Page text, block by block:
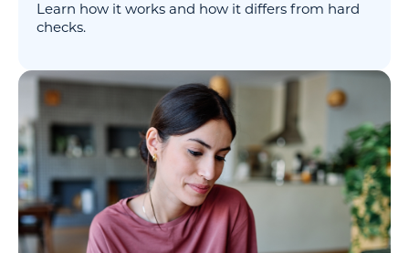
Learn how it works and how it differs from hard
checks.